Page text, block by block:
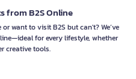
from B2S Online
want to visit B2S but can't? We’ve
for every lifestyle, whether
creative tools.